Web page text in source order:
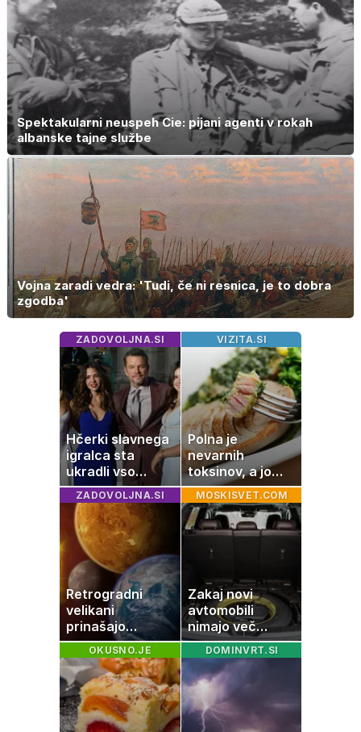
Spektakularni neuspeh Cie: pijani agenti v rokah
albanske tajne službe
Vojna zaradi vedra: 'Tudi, če ni resnica, je to dobra
zgodba'
ZADOVOLJNA.SI
Hčerki slavnega
igralca sta
ukradli vso
pozornost
VIZITA.SI
Polna je
nevarnih
toksinov, a jo
imamo vsi radi:
to je najbolj
nezdrava riba, ki
jo mnogi redno
uživajo
ZADOVOLJNA.SI
Retrogradni
velikani
prinašajo
pomembne
premike – kaj
pomeni, da so
Saturn, Neptun
in Pluton hkrati
retrogradni?
MOSKISVET.COM
Zakaj novi
avtomobili
nimajo več
rezervne gume?
OKUSNO.JE DOMINVRT.SI